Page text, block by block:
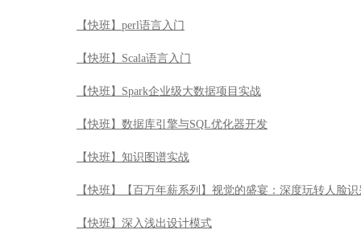
【快班】perl语言入门
【快班】Scala语言入门
【快班】Spark企业级大数据项目实战
【快班】数据库引擎与SQL优化器开发
【快班】知识图谱实战
【快班】【百万年薪系列】视觉的盛宴：深度玩转人脸识
【快班】深入浅出设计模式